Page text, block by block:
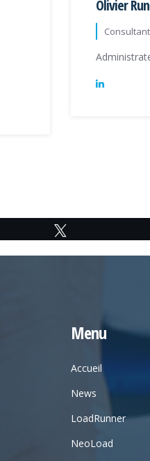
Olivier
Consultant
Menu
Accueil
News
LoadRunner
NeoLoad